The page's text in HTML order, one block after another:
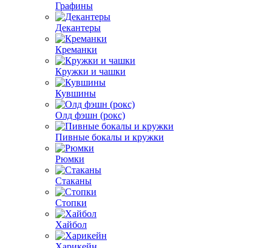
Графины
Декантеры
Креманки
Кружки и чашки
Кувшины
Олд фэшн (рокс)
Пивные бокалы и кружки
Рюмки
Стаканы
Стопки
Хайбол